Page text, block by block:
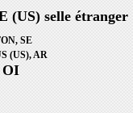
(US) selle étranger
SE
(US), AR
OI